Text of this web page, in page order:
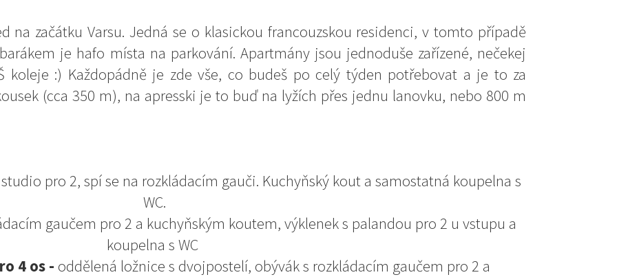
na začátku Varsu. Jedná se o klasickou francouzskou residenci, v tomto případě
je hafo místa na parkování. Apartmány jsou jednoduše zařízené, nečekej
koleje :) Každopádně je zde vše, co budeš po celý týden potřebovat a je to za
(cca 350 m), na apresski je to buď na lyžích přes jednu lanovku, nebo 800 m
pro 2, spí se na rozkládacím gauči. Kuchyňský kout a samostatná koupelna s
WC.
gaučem pro 2 a kuchyňským koutem, výklenek s palandou pro 2 u vstupu a
koupelna s WC
4 os - oddělená ložnice s dvojpostelí, obývák s rozkládacím gaučem pro 2 a